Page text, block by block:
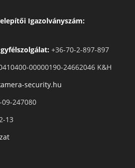
Igazolványszám:
+36-70-2-897-897
00000190-24662046 K&H
security.hu
247080
13